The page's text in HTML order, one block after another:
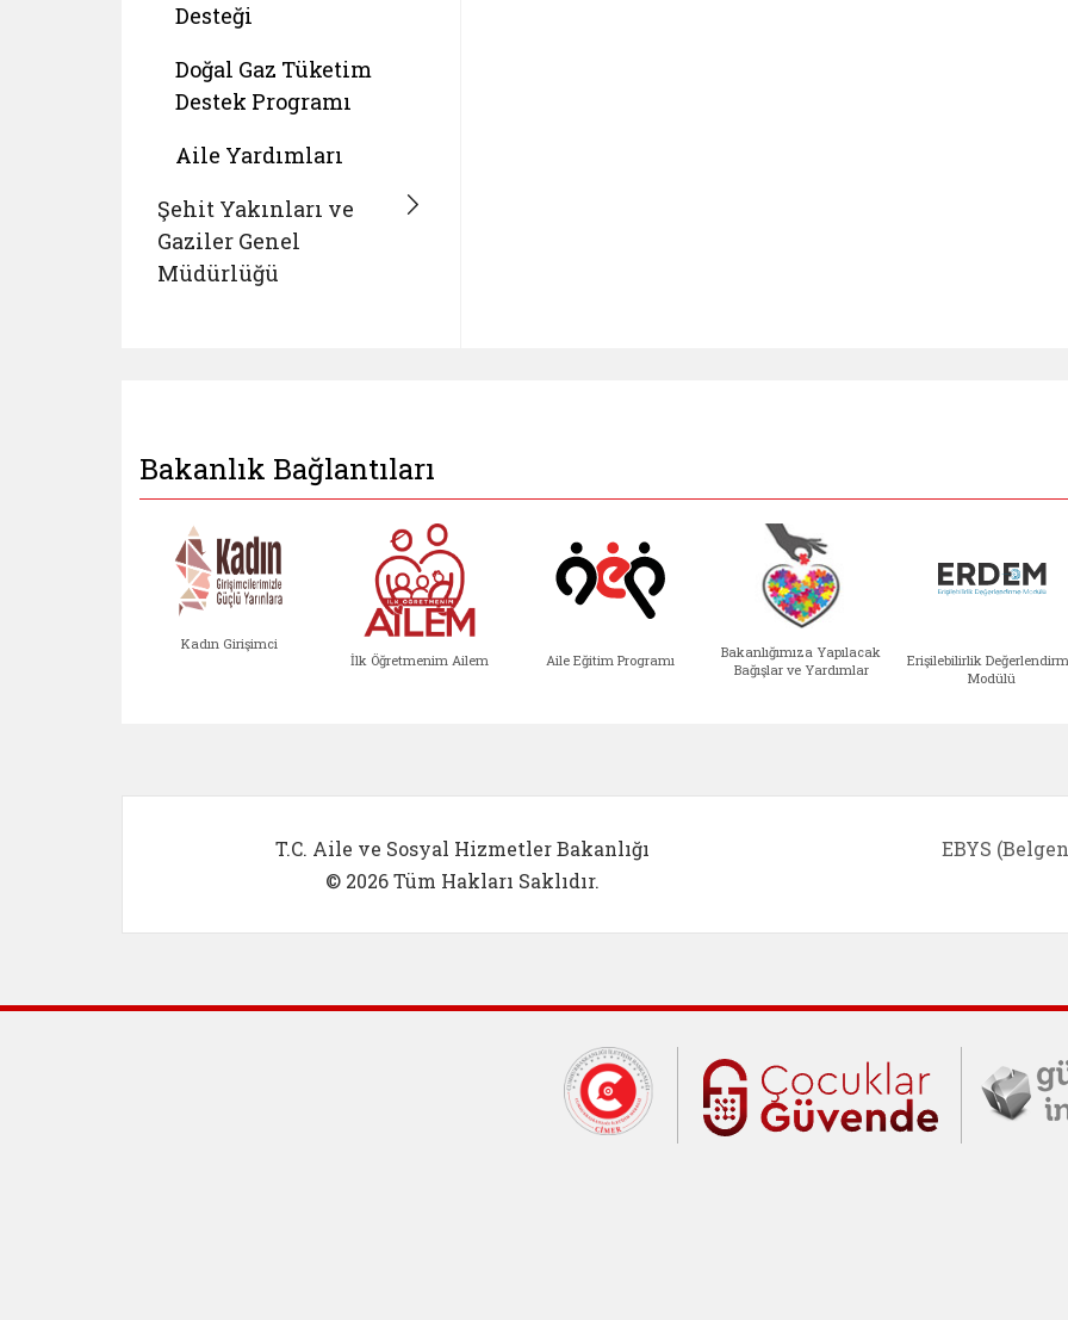
Desteği
Doğal Gaz Tüketim
Destek Programı
Aile Yardımları
Şehit Yakınları ve
Gaziler Genel
Müdürlüğü
Bakanlık Bağlantıları
Kadın Girişimci
İlk Öğretmenim Ailem Aile Eğitim Programı
Bakanlığımıza Yapılacak
Bağışlar ve Yardımlar
Erişilebilirlik
Modülü
T.C. Aile ve Sosyal Hizmetler Bakanlığı
© 2026 Tüm Hakları Saklıdır.
EBYS
Cumhurbaşkanlığı İletişim Merkezi
Çocuklar